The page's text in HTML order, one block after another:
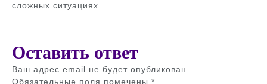
сложных ситуациях.
Оставить ответ
Ваш адрес email не будет опубликован.
Обязательные поля помечены *